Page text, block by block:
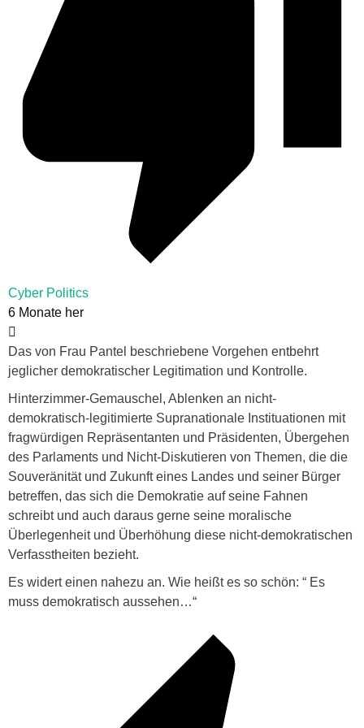
Cyber Politics
6 Monate her
Das von Frau Pantel beschriebene Vorgehen entbehrt
jeglicher demokratischer Legitimation und Kontrolle.
Hinterzimmer-Gemauschel, Ablenken an nicht-
demokratisch-legitimierte Supranationale Instituationen mit
fragwürdigen Repräsentanten und Präsidenten, Übergehen
des Parlaments und Nicht-Diskutieren von Themen, die die
Souveränität und Zukunft eines Landes und seiner Bürger
betreffen, das sich die Demokratie auf seine Fahnen
schreibt und auch daraus gerne seine moralische
Überlegenheit und Überhöhung diese nicht-demokratischen
Verfasstheiten bezieht.
Es widert einen nahezu an. Wie heißt es so schön: “ Es
muss demokratisch aussehen…“